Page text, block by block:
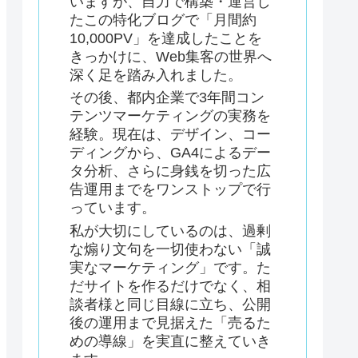
たこの特化ブログで「月間約
10,000PV」を達成したことを
きっかけに、Web集客の世界へ
深く足を踏み入れました。
その後、都内企業で3年間コン
テンツマーケティングの実務を
経験。現在は、デザイン、コー
ディングから、GA4によるデー
タ分析、さらに身銭を切った広
告運用までをワンストップで行
っています。
私が大切にしているのは、過剰
な煽り文句を一切使わない「誠
実なマーケティング」です。た
だサイトを作るだけでなく、相
談者様と同じ目線に立ち、公開
後の運用まで見据えた「売るた
めの導線」を実直に整えていき